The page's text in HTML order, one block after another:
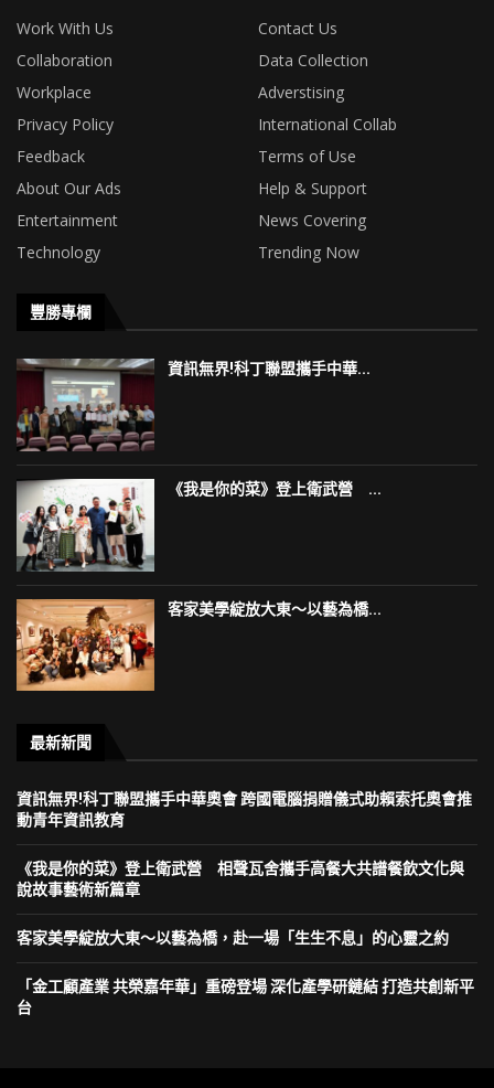
Work With Us
Contact Us
Collaboration
Data Collection
Workplace
Adverstising
Privacy Policy
International Collab
Feedback
Terms of Use
About Our Ads
Help & Support
Entertainment
News Covering
Technology
Trending Now
豐勝專欄
資訊無界!科丁聯盟攜手中華...
《我是你的菜》登上衛武營 ...
客家美學綻放大東～以藝為橋...
最新新聞
資訊無界!科丁聯盟攜手中華奧會 跨國電腦捐贈儀式助賴索托奧會推
動青年資訊教育
《我是你的菜》登上衛武營 相聲瓦舍攜手高餐大共譜餐飲文化與
說故事藝術新篇章
客家美學綻放大東～以藝為橋，赴一場「生生不息」的心靈之約
「金工顧產業 共榮嘉年華」重磅登場 深化產學研鏈結 打造共創新平
台